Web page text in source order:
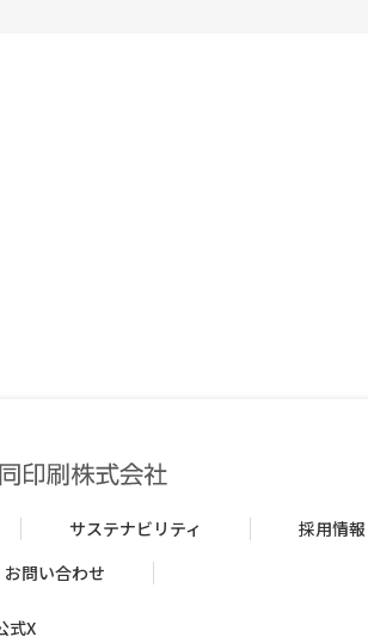
サステナビリティ
採用情報
お問い合わせ
式X